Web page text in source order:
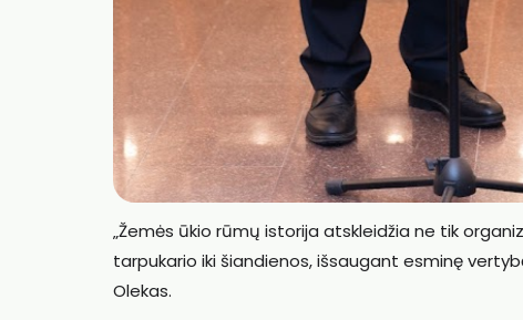
„Žemės ūkio rūmų istorija atskleidžia ne tik
tarpukario iki šiandienos, išsaugant esminę
Olekas.